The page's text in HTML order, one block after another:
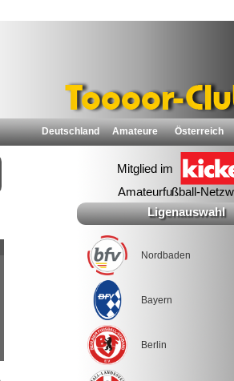
Deutschland Amateure Österreich
Ligenauswahl
Nordbaden
Bayern
Berlin